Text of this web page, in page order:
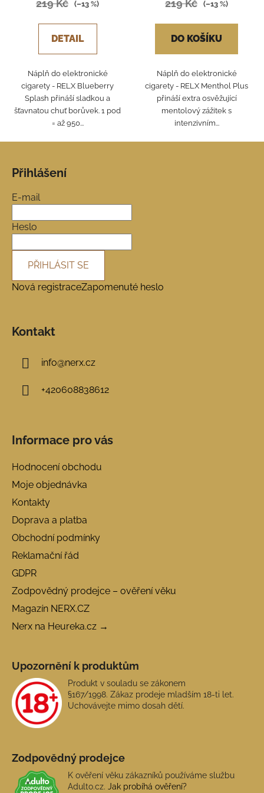
219 Kč (–13 %)
DETAIL
Náplň do elektronické
cigarety - RELX Blueberry
Splash přináší sladkou a
šťavnatou chuť borůvek. 1 pod
= až 950...
219 Kč (–13 %)
DO KOŠÍKU
Náplň do elektronické
cigarety - RELX Menthol Plus
přináší extra osvěžující
mentolový zážitek s
intenzivním...
Přihlášení
E-mail
Heslo
PŘIHLÁSIT SE
Nová registraceZapomenuté heslo
Kontakt
info@nerx.cz
+420608838612
Informace pro vás
Hodnocení obchodu
Moje objednávka
Kontakty
Doprava a platba
Obchodní podmínky
Reklamační řád
GDPR
Zodpovědný prodejce – ověření věku
Magazín NERX.CZ
Nerx na Heureka.cz →
Upozornění k produktům
Produkt v souladu se zákonem
§167/1998. Zákaz prodeje mladším 18-ti let.
Uchovávejte mimo dosah dětí.
Zodpovědný prodejce
K ověření věku zákazníků používáme službu
Adulto.cz. Jak probíhá ověření?